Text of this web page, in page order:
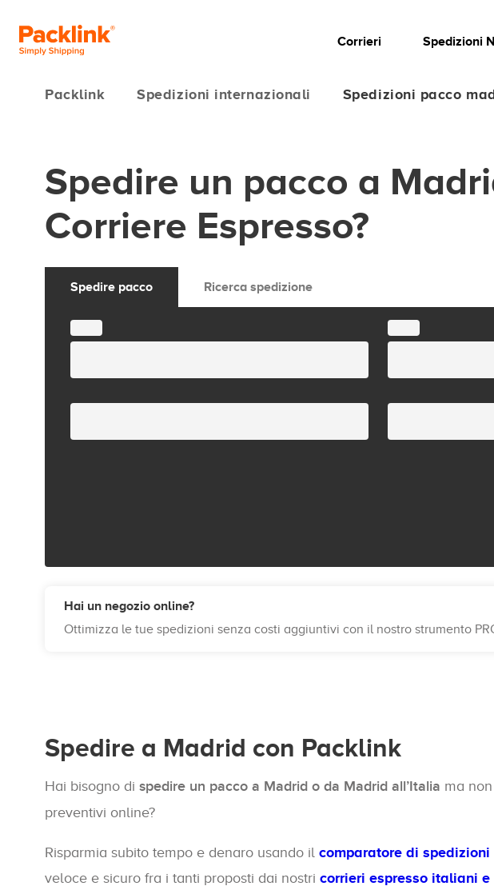
Corrieri Spedizioni
Packlink Spedizioni internazionali Spedizioni pacco
Spedire un pacco a
Corriere Espresso?
Spedire pacco Ricerca spedizione
Hai un negozio online?
Ottimizza le tue spedizioni senza costi aggiuntivi con il nostro strumento
Spedire a Madrid con Packlink
Hai bisogno di spedire un pacco a Madrid o da Madrid all’Italia ma
preventivi online?
Risparmia subito tempo e denaro usando il comparatore di spedizioni
veloce e sicuro fra i tanti proposti dai nostri corrieri espresso italiani